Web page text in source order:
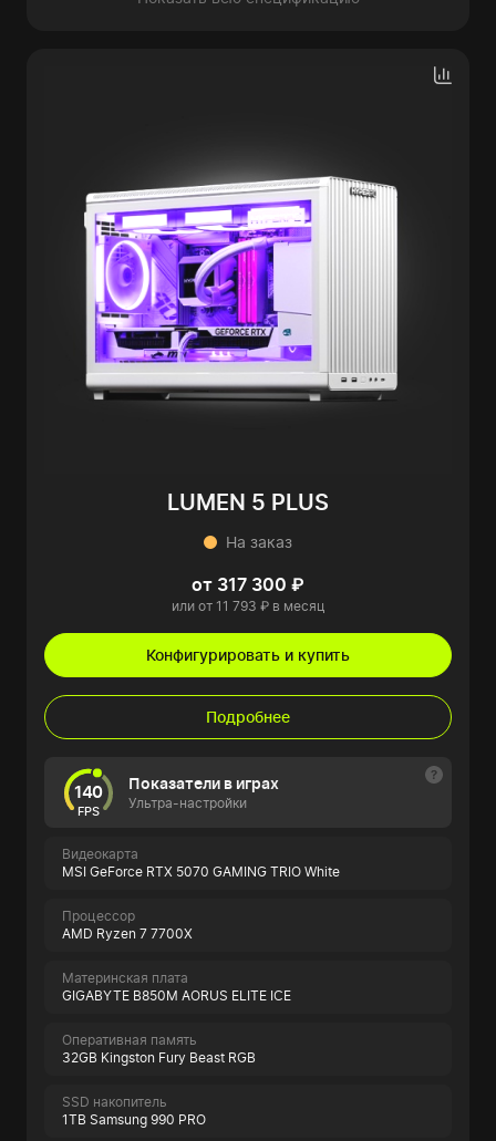
LUMEN 5 PLUS
На заказ
от 317 300 ₽
или от 11 793 ₽ в месяц
Конфигурировать и купить
Подробнее
140
FPS
Показатели в играх
Ультра-настройки
Видеокарта
MSI GeForce RTX 5070 GAMING TRIO White
Процессор
AMD Ryzen 7 7700X
Материнская плата
GIGABYTE B850M AORUS ELITE ICE
Оперативная память
32GB Kingston Fury Beast RGB
SSD накопитель
1TB Samsung 990 PRO